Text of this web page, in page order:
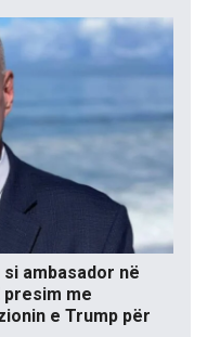
ambasador në
presim me
e Trump për